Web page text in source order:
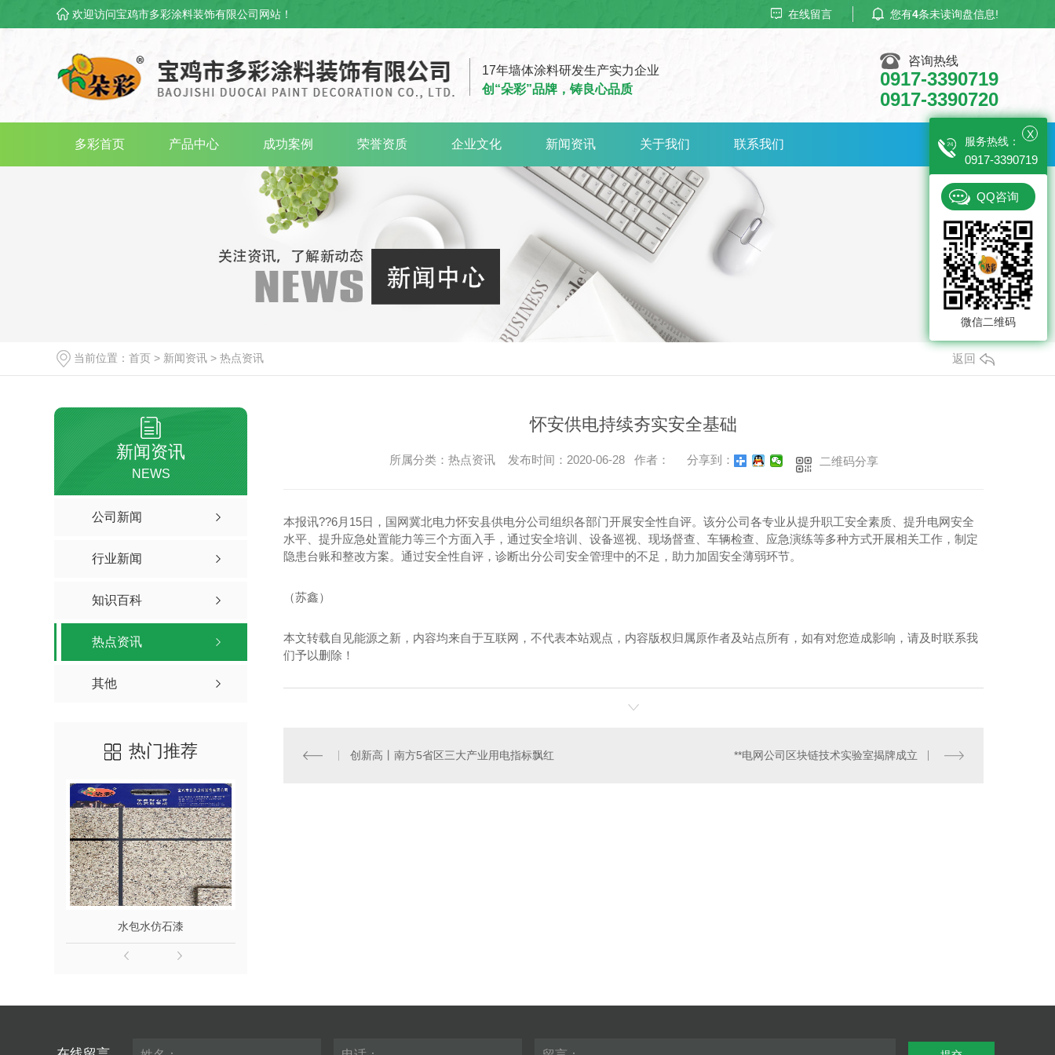
欢迎访问宝鸡市多彩涂料装饰有限公司网站！ 在线留言 您有4条未读询盘信息!
17年墙体涂料研发生产实力企业
创“朵彩”品牌，铸良心品质
咨询热线
0917-3390719
0917-3390720
多彩首页 产品中心 成功案例 荣誉资质 企业文化 新闻资讯 关于我们 联系我们
当前位置： 首页 > 新闻资讯 > 热点资讯 返回
新闻资讯
NEWS
公司新闻
行业新闻
知识百科
热点资讯
其他
热门推荐
水包水仿石漆
怀安供电持续夯实安全基础
所属分类：热点资讯 发布时间：2020-06-28 作者： 分享到： 二维码分享
本报讯??6月15日，国网冀北电力怀安县供电分公司组织各部门开展安全性自评。该分公司各专业从提升职工安全素质、提升电网安全
水平、提升应急处置能力等三个方面入手，通过安全培训、设备巡视、现场督查、车辆检查、应急演练等多种方式开展相关工作，制定
隐患台账和整改方案。通过安全性自评，诊断出分公司安全管理中的不足，助力加固安全薄弱环节。
（苏鑫）
本文转载自见能源之新，内容均来自于互联网，不代表本站观点，内容版权归属原作者及站点所有，如有对您造成影响，请及时联系我
们予以删除！
创新高丨南方5省区三大产业用电指标飘红 **电网公司区块链技术实验室揭牌成立
X
服务热线：
0917-3390719
QQ咨询
微信二维码